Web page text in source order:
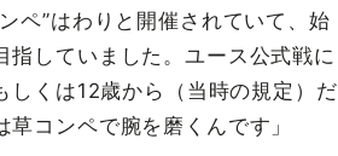
ペ”はわりと開催されていて、始
指していました。ユース公式戦に
しくは12歳から（当時の規定）だ
コンペで腕を磨くんです」